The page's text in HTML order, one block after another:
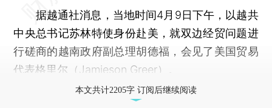
据越通社消息，当地时间4月9日下午，以越共
中央总书记苏林特使身份赴美，就双边经贸问题进
行磋商的越南政府副总理胡德福，会见了美国贸易
代表格里尔（Jamieson Greer）。
本文共计2205字 订阅后继续阅读